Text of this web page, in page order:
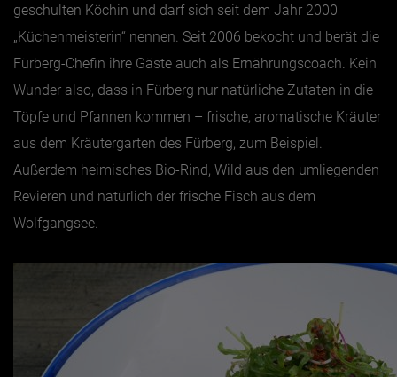
geschulten Köchin und darf sich seit dem Jahr 2000
„Küchenmeisterin“ nennen. Seit 2006 bekocht und berät die
Fürberg-Chefin ihre Gäste auch als Ernährungscoach. Kein
Wunder also, dass in Fürberg nur natürliche Zutaten in die
Töpfe und Pfannen kommen – frische, aromatische Kräuter
aus dem Kräutergarten des Fürberg, zum Beispiel.
Außerdem heimisches Bio-Rind, Wild aus den umliegenden
Revieren und natürlich der frische Fisch aus dem
Wolfgangsee.